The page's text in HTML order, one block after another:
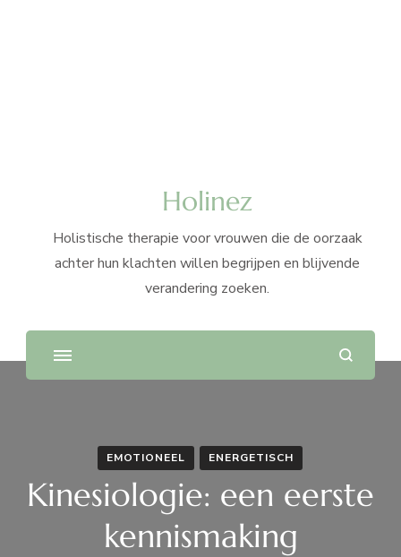
Holinez
Holistische therapie voor vrouwen die de oorzaak
achter hun klachten willen begrijpen en blijvende
verandering zoeken.
EMOTIONEEL ENERGETISCH
Kinesiologie: een eerste
kennismaking